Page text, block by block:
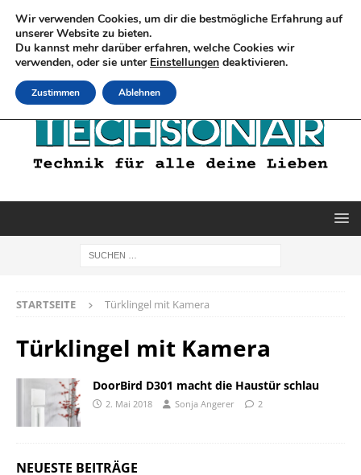
STARTSEITE Türklingel mit Kamera
Türklingel mit Kamera
DoorBird D301 macht die Haustür schlau
2. Mai 2018 Sonja Angerer 2
NEUESTE BEITRÄGE
Wir verwenden Cookies, um dir die bestmögliche Erfahrung auf
unserer Website zu bieten.
Du kannst mehr darüber erfahren, welche Cookies wir
verwenden, oder sie unter Einstellungen deaktivieren.
Zustimmen Ablehnen